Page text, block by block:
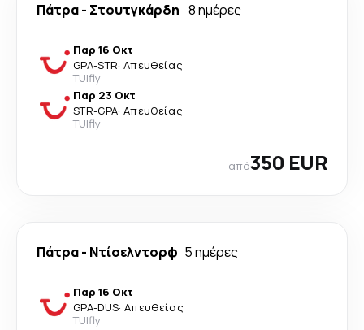
Πάτρα- Στουτγκάρδη 8 ημέρες
Παρ 16 Οκτ
GPA-STR· Απευθείας
TUIfly
Παρ 23 Οκτ
STR-GPA· Απευθείας
TUIfly
από350 EUR
Πάτρα- Ντίσελντορφ 5 ημέρες
Παρ 16 Οκτ
GPA-DUS· Απευθείας
TUIfly